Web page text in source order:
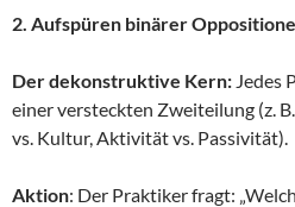
2. Aufspüren binärer
Der dekonstruktive Kern: Jedes
einer versteckten Zweiteilung (z.
vs. Kultur, Aktivität vs. Passivität).
Aktion: Der Praktiker fragt: